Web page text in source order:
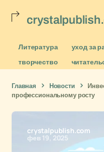
Литература уход за
творчество
Главная Новости
профессиональному росту
crystalpublish.com
фев 19, 2025